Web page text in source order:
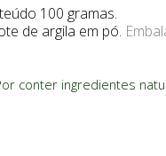
100 gramas.
de argila em pó.
conter ingredientes